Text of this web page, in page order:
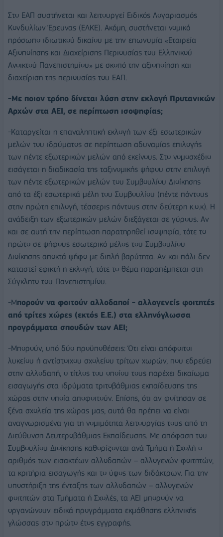
Στο ΕΑΠ συστήνεται και λειτουργεί Ειδικός Λογαριασμός
Κονδυλίων Έρευνας (ΕΛΚΕ). Ακόμη, συστήνεται νομικό
πρόσωπο ιδιωτικού δικαίου με την επωνυμία «Εταιρεία
Αξιοποίησης και Διαχείρισης Περιουσίας του Ελληνικού
Ανοικτού Πανεπιστημίου» με σκοπό την αξιοποίηση και
διαχείριση της περιουσίας του ΕΑΠ.
-Με ποιον τρόπο δίνεται λύση στην εκλογή Πρυτανικών
Αρχών στα ΑΕΙ, σε περίπτωση ισοψηφίας;
-Καταργείται η επαναληπτική εκλογή των έξι εσωτερικών
μελών του ιδρύματος σε περίπτωση αδυναμίας επιλογής
των πέντε εξωτερικών μελών από εκείνους. Στο νομοσχέδιο
εισάγεται η διαδικασία της ταξινομικής ψήφου στην επιλογή
των πέντε εξωτερικών μελών του Συμβουλίου Διοίκησης
από τα έξι εσωτερικά μέλη του Συμβουλίου (πέντε πόντους
στην πρώτη επιλογή, τέσσερις πόντους στην δεύτερη κ.ο.κ). Η
ανάδειξη των εξωτερικών μελών διεξάγεται σε γύρους. Αν
και σε αυτή την περίπτωση παρατηρηθεί ισοψηφία, τότε το
πρώτο σε ψήφους εσωτερικό μέλος του Συμβουλίου
Διοίκησης αποκτά ψήφο με διπλή βαρύτητα. Αν και πάλι δεν
καταστεί εφικτή η εκλογή, τότε το θέμα παραπέμπεται στη
Σύγκλητο του Πανεπιστημίου.
-Μπορούν να φοιτούν αλλοδαποί - αλλογενείς φοιτητές
από τρίτες χώρες (εκτός Ε.Ε.) στα ελληνόγλωσσα
προγράμματα σπουδών των ΑΕΙ;
-Μπορούν, υπό δύο προϋποθέσεις: Ότι είναι απόφοιτοι
λυκείου ή αντίστοιχου σχολείου τρίτων χωρών, που εδρεύει
στην αλλοδαπή, ο τίτλος του οποίου τους παρέχει δικαίωμα
εισαγωγής στα ιδρύματα τριτοβάθμιας εκπαίδευσης της
χώρας στην οποία αποφοιτούν. Επίσης, ότι αν φοίτησαν σε
ξένα σχολεία της χώρας μας, αυτά θα πρέπει να είναι
αναγνωρισμένα για τη νομιμότητα λειτουργίας τους από τη
Διεύθυνση Δευτεροβάθμιας Εκπαίδευσης. Με απόφαση του
Συμβουλίου Διοίκησης καθορίζονται ανά Τμήμα ή Σχολή ο
αριθμός των εισακτέων αλλοδαπών – αλλογενών φοιτητών,
τα κριτήρια εισαγωγής και το ύψος των διδάκτρων. Για την
υποστήριξη της ένταξης των αλλοδαπών – αλλογενών
φοιτητών στα Τμήματα ή Σχολές, τα ΑΕΙ μπορούν να
οργανώνουν ειδικά προγράμματα εκμάθησης ελληνικής
γλώσσας στο πρώτο έτος εγγραφής.